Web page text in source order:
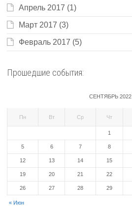
Апрель 2017 (1)
Март 2017 (3)
Февраль 2017 (5)
Прошедшие события:
СЕНТЯБРЬ 2022
Пн Вт Ср Чт
« Июн
1
5 6 7 8
12 13 14 15
19 20 21 22
26 27 28 29